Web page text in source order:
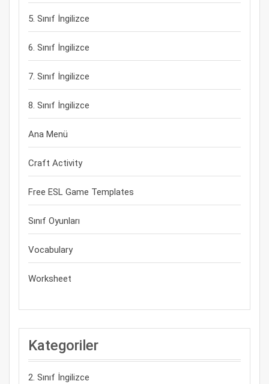
5. Sınıf İngilizce
6. Sınıf İngilizce
7. Sınıf İngilizce
8. Sınıf İngilizce
Ana Menü
Craft Activity
Free ESL Game Templates
Sınıf Oyunları
Vocabulary
Worksheet
Kategoriler
2. Sınıf İngilizce